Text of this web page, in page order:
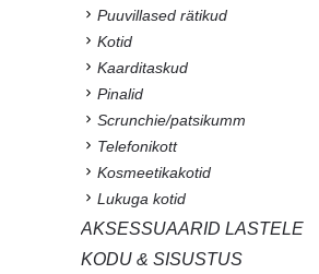
Puuvillased rätikud
Kotid
Kaarditaskud
Pinalid
Scrunchie/patsikumm
Telefonikott
Kosmeetikakotid
Lukuga kotid
AKSESSUAARID LASTELE
KODU & SISUSTUS